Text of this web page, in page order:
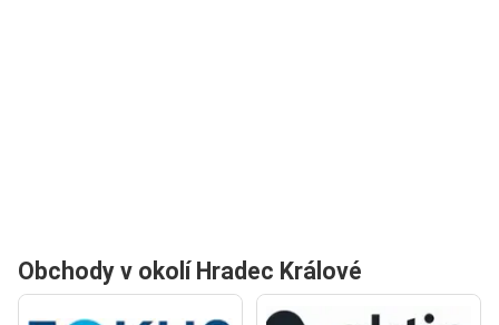
Obchody v okolí Hradec Králové